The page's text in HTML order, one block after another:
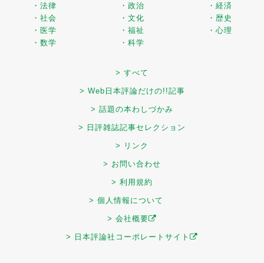
・法律
・政治
・経済
・社会
・文化
・歴史
・医学
・福祉
・心理
・数学
・科学
> すべて
> Web日本評論だけの!!記事
> 話題の本わしづかみ
> 日評雑誌記事セレクション
> リンク
> お問い合わせ
> 利用規約
> 個人情報について
> 会社概要
> 日本評論社コーポレートサイト